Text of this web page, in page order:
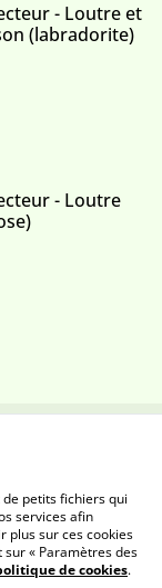
- Loutre et
(labradorite)
- Loutre
cookies
petits fichiers qui
services afin
plus sur ces cookies
« Paramètres des
de cookies.